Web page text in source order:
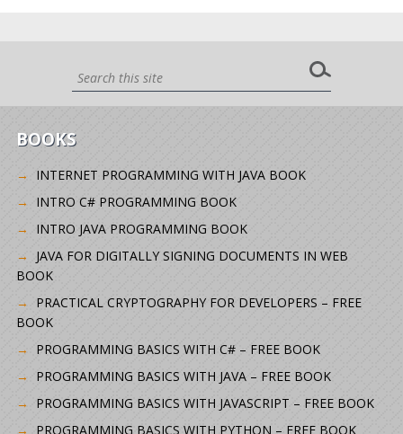
BOOKS
INTERNET PROGRAMMING WITH JAVA BOOK
INTRO C# PROGRAMMING BOOK
INTRO JAVA PROGRAMMING BOOK
JAVA FOR DIGITALLY SIGNING DOCUMENTS IN WEB
BOOK
PRACTICAL CRYPTOGRAPHY FOR DEVELOPERS – FREE
BOOK
PROGRAMMING BASICS WITH C# – FREE BOOK
PROGRAMMING BASICS WITH JAVA – FREE BOOK
PROGRAMMING BASICS WITH JAVASCRIPT – FREE BOOK
PROGRAMMING BASICS WITH PYTHON – FREE BOOK